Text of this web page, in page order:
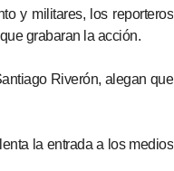
y militares, los reporteros
grabaran la acción.
Riverón, alegan que
la entrada a los medios